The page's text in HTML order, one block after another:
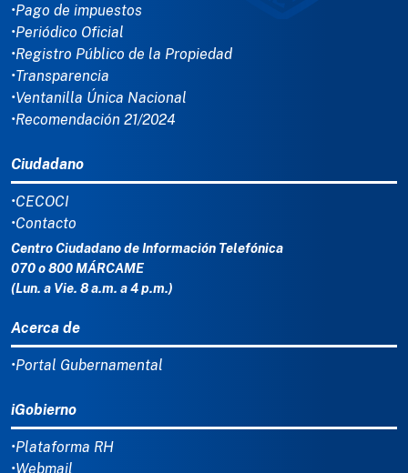
•Pago de impuestos
•Periódico Oficial
•Registro Público de la Propiedad
•Transparencia
•Ventanilla Única Nacional
•Recomendación 21/2024
Ciudadano
•CECOCI
•Contacto
Centro Ciudadano de Información Telefónica
070 o 800 MÁRCAME
(Lun. a Vie. 8 a.m. a 4 p.m.)
Acerca de
•Portal Gubernamental
iGobierno
•Plataforma RH
•Webmail